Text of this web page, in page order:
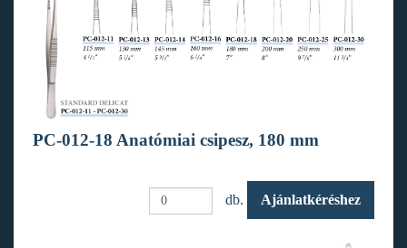
PC-012-18 Anatómiai csipesz, 180 mm
db. Ajánlatkéréshez